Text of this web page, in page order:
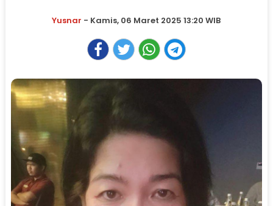
Yusnar - Kamis, 06 Maret 2025 13:20 WIB